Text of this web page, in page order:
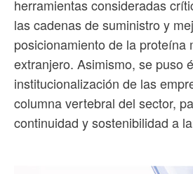
herramientas consideradas
las cadenas de suministro y
posicionamiento de la proteína
extranjero. Asimismo, se puso
institucionalización de las
columna vertebral del sector,
continuidad y sostenibilidad a